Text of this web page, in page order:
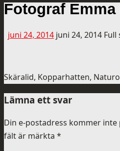
Fotograf
juni 24, 2014 juni 24, 2014 Full
Skäralid, Kopparhatten,
Lämna ett svar
Din e-postadress kommer inte
fält är märkta *